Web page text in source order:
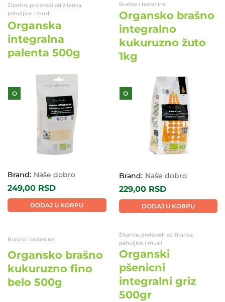
Žitarice, proizvodi od žitarica,
pahuljice i musli
Organska
integralna
palenta 500g
O
Brand: Naše dobro
249,00 RSD
DODAJ U KORPU
Brašno i testenine
Organsko brašno
integralno
kukuruzno žuto
1kg
O
Brand: Naše dobro
229,00 RSD
DODAJ U KORPU
Brašno i testenine
Organsko brašno
kukuruzno fino
belo 500g
Žitarice, proizvodi od žitarica,
pahuljice i musli
Organski
pšenicni
integralni griz
500gr